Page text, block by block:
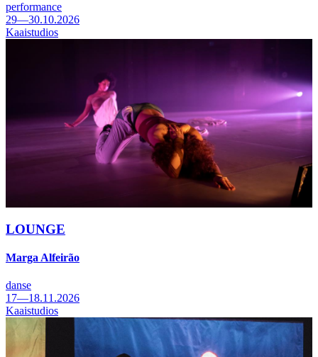
performance
29—30.10.2026
Kaaistudios
LOUNGE
Marga Alfeirão
danse
17—18.11.2026
Kaaistudios